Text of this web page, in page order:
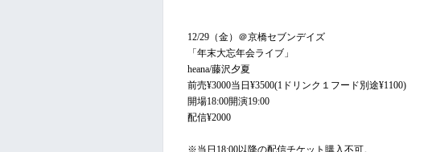
12/29（金）＠京橋セブンデイズ
「年末大忘年会ライブ」
heana/藤沢夕夏
前売¥3000当日¥3500(1ドリンク１フード別途¥1100)
開場18:00開演19:00
配信¥2000
※当日18:00以降の配信チケット購入不可。